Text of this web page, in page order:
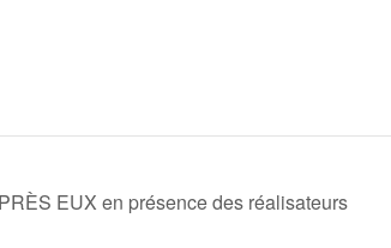
EUX en présence des réalisateurs